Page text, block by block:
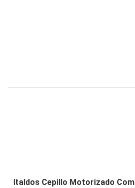
Italdos Cepillo Motorizado